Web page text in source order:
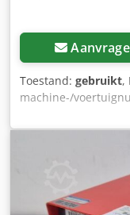
Toestand: gebruikt,
machine-/
348 Vacuum
p-227/1 | 207/1 | p-
Credpfx Adow